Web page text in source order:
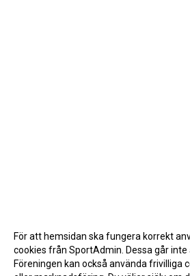
För att hemsidan ska fungera korrekt
cookies från SportAdmin. Dessa går inte
Föreningen kan också använda frivilliga